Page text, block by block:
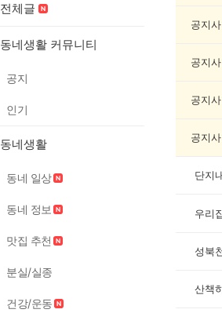
전체글
동네생활 커뮤니티
공지
인기
동네생활
동네 일상
동네 정보
맛집 추천
분실/실종
건강/운동
공지
공지
공지
공지
단지
우리
성북
산책